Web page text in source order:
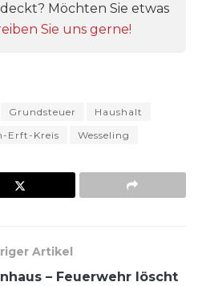
Möchten Sie etwas
Sie uns gerne!
Grundsteuer
Haushalt
Erft-Kreis Wesseling
Artikel
– Feuerwehr löscht